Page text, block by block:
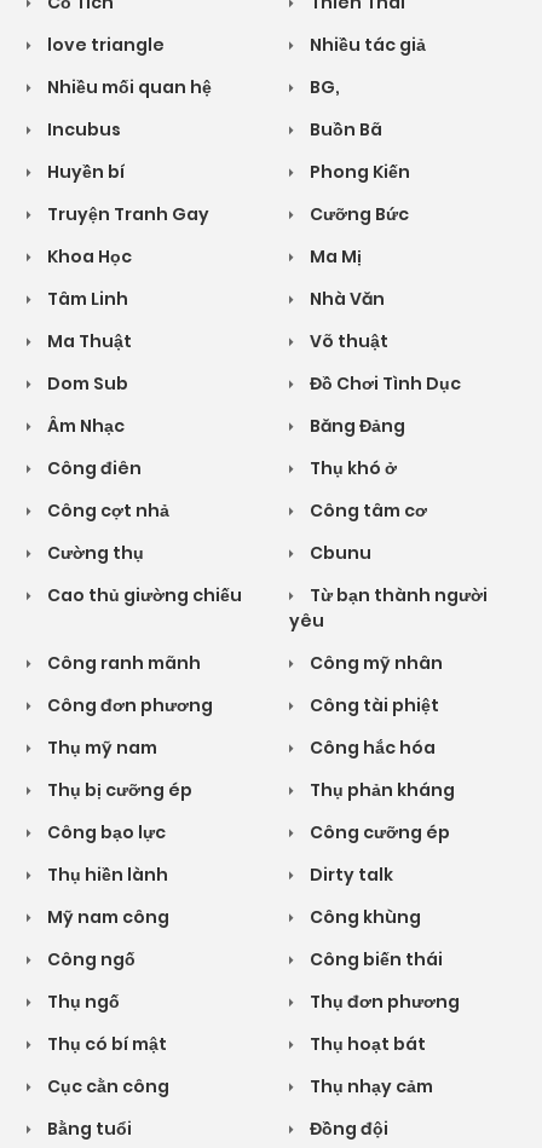
love triangle
Nhiều tác giả
Nhiều mối quan hệ
BG,
Incubus
Buồn Bã
Huyền bí
Phong Kiến
Truyện Tranh Gay
Cưỡng Bức
Khoa Học
Ma Mị
Tâm Linh
Nhà Văn
Ma Thuật
Võ thuật
Dom Sub
Đồ Chơi Tình Dục
Âm Nhạc
Băng Đảng
Công điên
Thụ khó ở
Công cợt nhả
Công tâm cơ
Cường thụ
Cbunu
Cao thủ giường chiếu
Từ bạn thành người
yêu
Công ranh mãnh
Công mỹ nhân
Công đơn phương
Công tài phiệt
Thụ mỹ nam
Công hắc hóa
Thụ bị cưỡng ép
Thụ phản kháng
Công bạo lực
Công cưỡng ép
Thụ hiền lành
Dirty talk
Mỹ nam công
Công khùng
Công ngố
Công biến thái
Thụ ngố
Thụ đơn phương
Thụ có bí mật
Thụ hoạt bát
Cục cằn công
Thụ nhạy cảm
Bằng tuổi
Đồng đội